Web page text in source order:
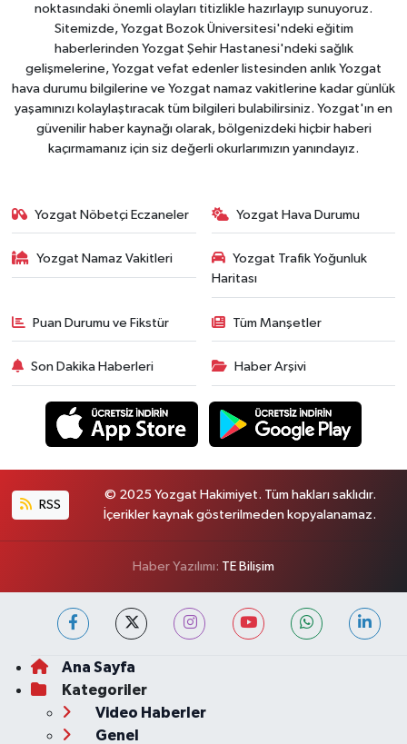
noktasındaki önemli olayları titizlikle hazırlayıp sunuyoruz.
Sitemizde, Yozgat Bozok Üniversitesi'ndeki eğitim
haberlerinden Yozgat Şehir Hastanesi'ndeki sağlık
gelişmelerine, Yozgat vefat edenler listesinden anlık Yozgat
hava durumu bilgilerine ve Yozgat namaz vakitlerine kadar günlük
yaşamınızı kolaylaştıracak tüm bilgileri bulabilirsiniz. Yozgat'ın en
güvenilir haber kaynağı olarak, bölgenizdeki hiçbir haberi
kaçırmamanız için siz değerli okurlarımızın yanındayız.
Yozgat Nöbetçi Eczaneler Yozgat Hava Durumu
Yozgat Namaz Vakitleri
Yozgat Trafik Yoğunluk
Haritası
Puan Durumu ve Fikstür Tüm Manşetler
Son Dakika Haberleri Haber Arşivi
RSS
© 2025 Yozgat Hakimiyet. Tüm hakları saklıdır.
İçerikler kaynak gösterilmeden kopyalanamaz.
Haber Yazılımı: TE Bilişim
Ana Sayfa
Kategoriler
Video Haberler
Genel